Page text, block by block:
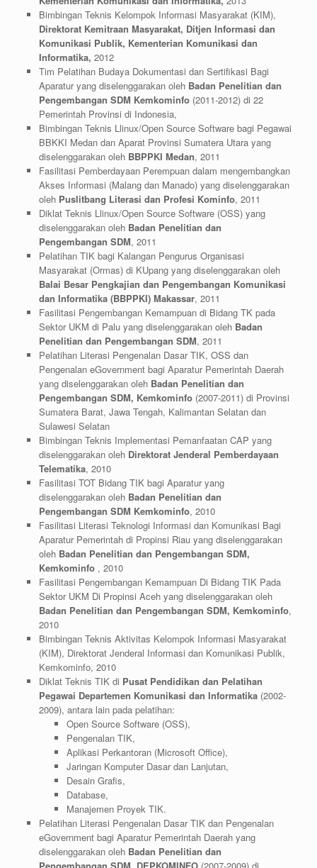
Bimbingan Teknis Kelompok Informasi Masyarakat (KIM),
Direktorat Kemitraan Masyarakat, Ditjen Informasi dan
Komunikasi Publik, Kementerian Komunikasi dan
Informatika, 2012
Tim Pelatihan Budaya Dokumentasi dan Sertifikasi Bagi
Aparatur yang diselenggarakan oleh Badan Penelitian dan
Pengembangan SDM Kemkominfo(2011-2012) di 22
Pemerintah Provinsi di Indonesia,
Bimbingan Teknis Llinux/Open Source Software bagi Pegawai
BBKKI Medan dan Aparat Provinsi Sumatera Utara yang
diselenggarakan oleh BBPPKI Medan, 2011
Fasilitasi Pemberdayaan Perempuan dalam mengembangkan
Akses Informasi (Malang dan Manado) yang diselenggarakan
oleh Puslitbang Literasi dan Profesi Kominfo, 2011
Diklat Teknis Llinux/Open Source Software (OSS) yang
diselenggarakan oleh Badan Penelitian dan
Pengembangan SDM, 2011
Pelatihan TIK bagi Kalangan Pengurus Organisasi
Masyarakat (Ormas) di KUpang yang diselenggarakan oleh
Balai Besar Pengkajian dan Pengembangan Komunikasi
dan Informatika (BBPPKI) Makassar, 2011
Fasilitasi Pengembangan Kemampuan di Bidang TK pada
Sektor UKM di Palu yang diselenggarakan oleh Badan
Penelitian dan Pengembangan SDM, 2011
Pelatihan Literasi Pengenalan Dasar TIK, OSS dan
Pengenalan eGovernment bagi Aparatur Pemerintah Daerah
yang diselenggarakan oleh Badan Penelitian dan
Pengembangan SDM, Kemkominfo(2007-2011) di Provinsi
Sumatera Barat, Jawa Tengah, Kalimantan Selatan dan
Sulawesi Selatan
Bimbingan Teknis Implementasi Pemanfaatan CAP yang
diselenggarakan oleh Direktorat Jenderal Pemberdayaan
Telematika, 2010
Fasilitasi TOT Bidang TIK bagi Aparatur yang
diselenggarakan oleh Badan Penelitian dan
Pengembangan SDM Kemkominfo, 2010
Fasilitasi Literasi Teknologi Informasi dan Komunikasi Bagi
Aparatur Pemerintah di Propinsi Riau yang diselenggarakan
oleh Badan Penelitian dan Pengembangan SDM,
Kemkominfo, 2010
Fasilitasi Pengembangan Kemampuan Di Bidang TIK Pada
Sektor UKM Di Propinsi Aceh yang diselenggarakan oleh
Badan Penelitian dan Pengembangan SDM, Kemkominfo,
2010
Bimbingan Teknis Aktivitas Kelompok Informasi Masyarakat
(KIM), Direktorat Jenderal Informasi dan Komunikasi Publik,
Kemkominfo, 2010
Diklat Teknis TIK di Pusat Pendidikan dan Pelatihan
Pegawai Departemen Komunikasi dan Informatika(2002-
2009), antara lain pada pelatihan:
Open Source Software (OSS),
Pengenalan TIK,
Aplikasi Perkantoran (Microsoft Office),
Jaringan Komputer Dasar dan Lanjutan,
Desain Grafis,
Database,
Manajemen Proyek TIK.
Pelatihan Literasi Pengenalan Dasar TIK dan Pengenalan
eGovernment bagi Aparatur Pemerintah Daerah yang
diselenggarakan oleh Badan Penelitian dan